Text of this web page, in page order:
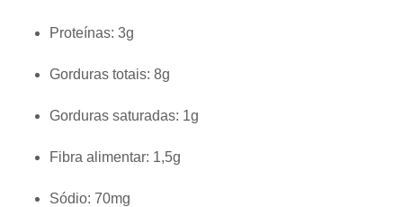
Proteínas: 3g
Gorduras totais: 8g
Gorduras saturadas: 1g
Fibra alimentar: 1,5g
Sódio: 70mg